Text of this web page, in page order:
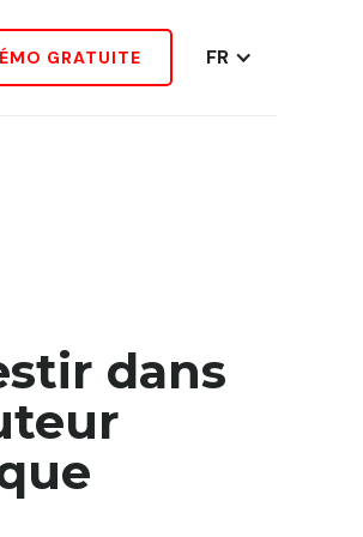
GRATUITE FR
dans